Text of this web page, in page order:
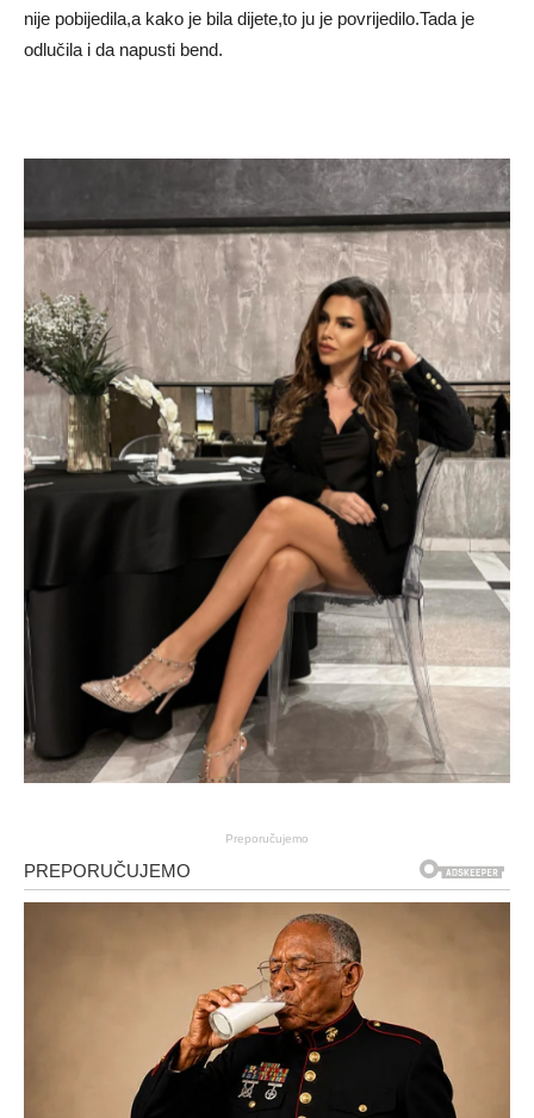
nije pobijedila,a kako je bila dijete,to ju je povrijedilo.Tada je
odlučila i da napusti bend.
Preporučujemo